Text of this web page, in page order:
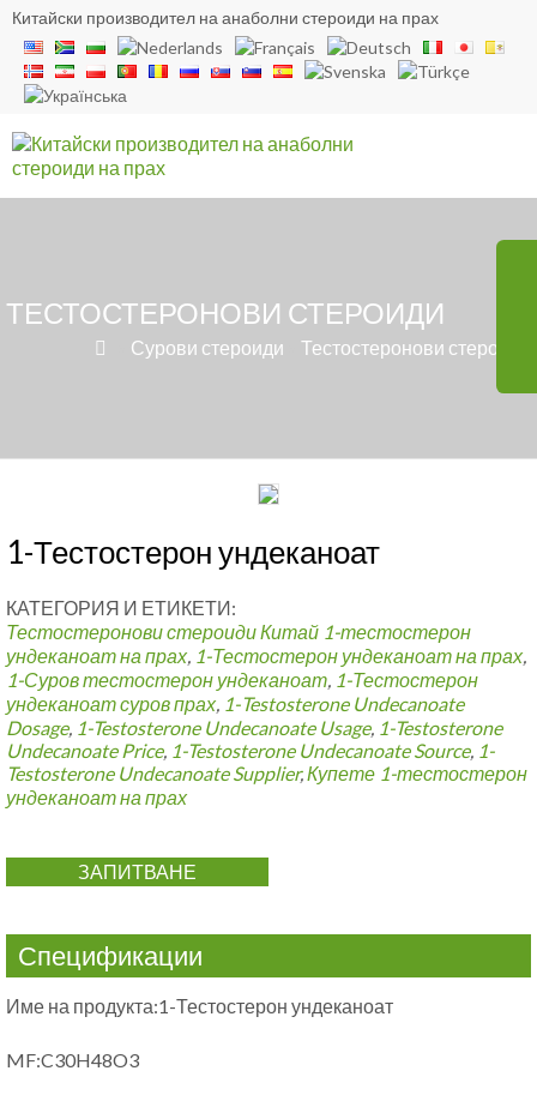
Китайски производител на анаболни стероиди на прах
ТЕСТОСТЕРОНОВИ СТЕРОИДИ
 Сурови стероиди Тестостеронови стероиди
1-Тестостерон ундеканоат
КАТЕГОРИЯ И ЕТИКЕТИ:
Тестостеронови стероидиКитай 1-тестостерон
ундеканоат на прах, 1-Тестостерон ундеканоат на прах,
1-Суров тестостерон ундеканоат, 1-Тестостерон
ундеканоат суров прах, 1-Testosterone Undecanoate
Dosage, 1-Testosterone Undecanoate Usage, 1-Testosterone
Undecanoate Price, 1-Testosterone Undecanoate Source, 1-
Testosterone Undecanoate Supplier,Купете 1-тестостерон
ундеканоат на прах
ЗАПИТВАНЕ
Спецификации
Име на продукта:1-Тестостерон ундеканоат
MF:C30H48O3